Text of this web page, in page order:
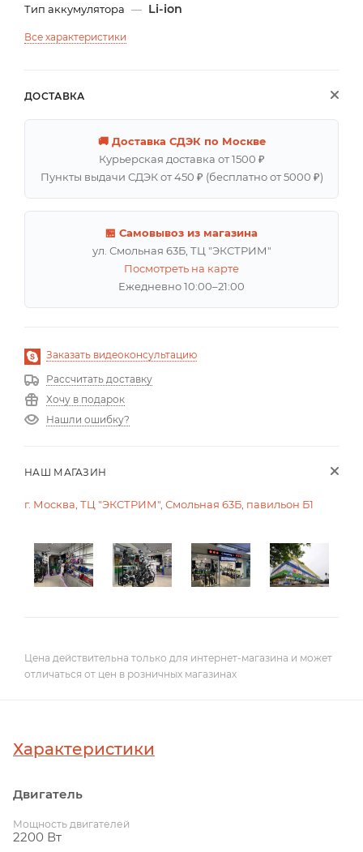
Тип аккумулятора — Li-ion
Все характеристики
ДОСТАВКА
🚚 Доставка СДЭК по Москве
Курьерская доставка от 1500 ₽
Пункты выдачи СДЭК от 450 ₽ (бесплатно от 5000 ₽)
🏪 Самовывоз из магазина
ул. Смольная 63Б, ТЦ "ЭКСТРИМ"
Посмотреть на карте
Ежедневно 10:00–21:00
Заказать видеоконсультацию
Рассчитать доставку
Хочу в подарок
Нашли ошибку?
НАШ МАГАЗИН
г. Москва, ТЦ "ЭКСТРИМ", Смольная 63Б, павильон Б1
Цена действительна только для интернет-магазина и может
отличаться от цен в розничных магазинах
Характеристики
Двигатель
Мощность двигателей
2200 Вт